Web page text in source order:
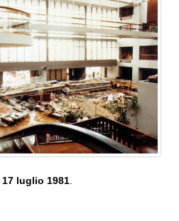
17 luglio 1981